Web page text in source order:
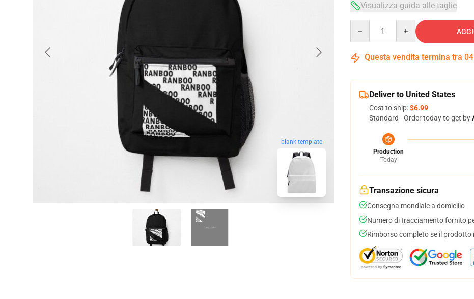
blank template
Visualizza guida alle taglie
Questa vendita termina tra 04
Deliver to United States
Cost to ship:$6.99
Standard - Order today to get by
Production
Today
Transazione sicura
Consegna mondiale a domicilio
Numero di tracciamento fornito
Rimborso completo se il prodotto